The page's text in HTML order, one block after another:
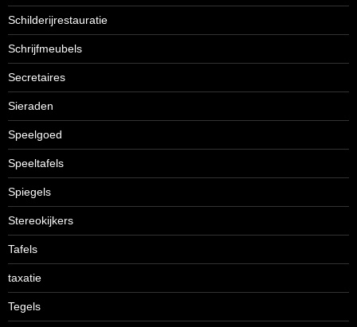
Schilderijrestauratie
Schrijfmeubels
Secretaires
Sieraden
Speelgoed
Speeltafels
Spiegels
Stereokijkers
Tafels
taxatie
Tegels